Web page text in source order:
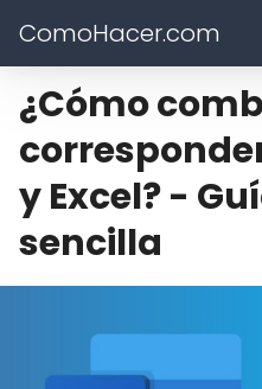
ComoHacer.com
¿Cómo
y Excel? -
sencilla